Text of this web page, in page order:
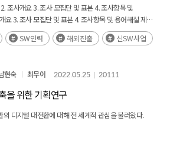
관련 애로사항 1. 부록: 세부통계표 2. 부록: 조사설문지
류체계
조사개요 3. 조사 모집단 및 표본 4. 조사항목 및
요 3. 조사 모집단 및 표본 4. 조사항목 및 용어해설 제 2
직 형태 II. 경영 실적 1. 매출 현황 2. 연구개발 투자현황
프트웨어 매출 비중 2. 유지관리 서비스 현황 Ⅳ. 인력
획 5. 채용 애로사항 V. 기술 개발 환경 1. 주력사업별
어 활용 현황 Ⅵ. 신소프트웨어 1. 신소프트웨어 사업
기술 확보 방식 3. 신소프트웨어 공개SW 활용 현황 4.
프트웨어 사업성과 6. 2022년 신소프트웨어 채용 계획
사항 Ⅶ. 해외진출 현황 1. 해외진출 기업 생태계 2.
관련 애로사항 1. 부록: 세부통계표 2. 부록: 조사설문지
류체계
SW인력 해외진출 신SW사업
현숙 최무이 2022.05.25 20111
을 위한 기획연구
디지털 대전환에 대해 전 세계적 관심을 불러왔다.